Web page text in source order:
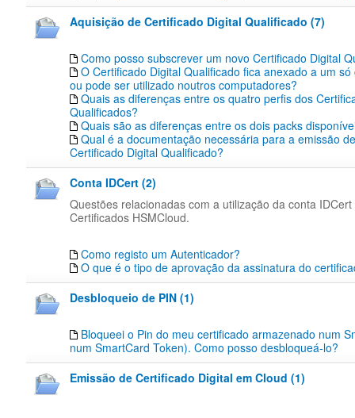
Aquisição de Certificado Digital Qualificado (7)
Como posso subscrever um novo Certificado Digital
O Certificado Digital Qualificado fica anexado a um
ou pode ser utilizado noutros computadores?
Quais as diferenças entre os quatro perfis dos
Qualificados?
Quais são as diferenças entre os dois packs
Qual é a documentação necessária para a emissão
Certificado Digital Qualificado?
Conta IDCert (2)
Questões relacionadas com a utilização da conta
Certificados HSMCloud.
Como registo um Autenticador?
O que é o tipo de aprovação da assinatura do
Desbloqueio de PIN (1)
Bloqueei o Pin do meu certificado armazenado num
num SmartCard Token). Como posso desbloqueá-lo?
Emissão de Certificado Digital em Cloud (1)